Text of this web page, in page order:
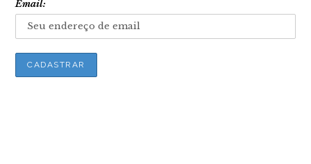
Email: